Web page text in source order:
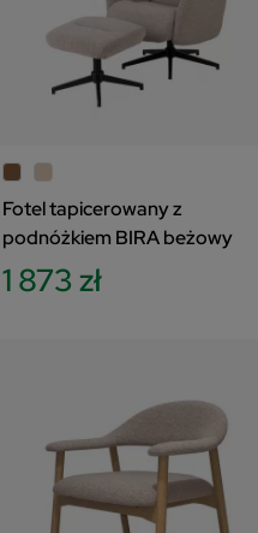
Fotel tapicerowany z
podnóżkiem BIRA beżowy
1 873 zł